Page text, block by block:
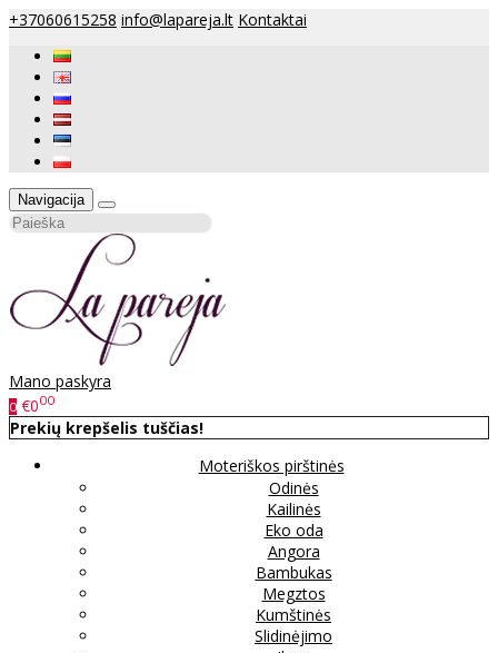
+37060615258 info@lapareja.lt Kontaktai
Navigacija
Mano paskyra
0 €000
Prekių krepšelis tuščias!
Moteriškos pirštinės
Odinės
Kailinės
Eko oda
Angora
Bambukas
Megztos
Kumštinės
Slidinėjimo